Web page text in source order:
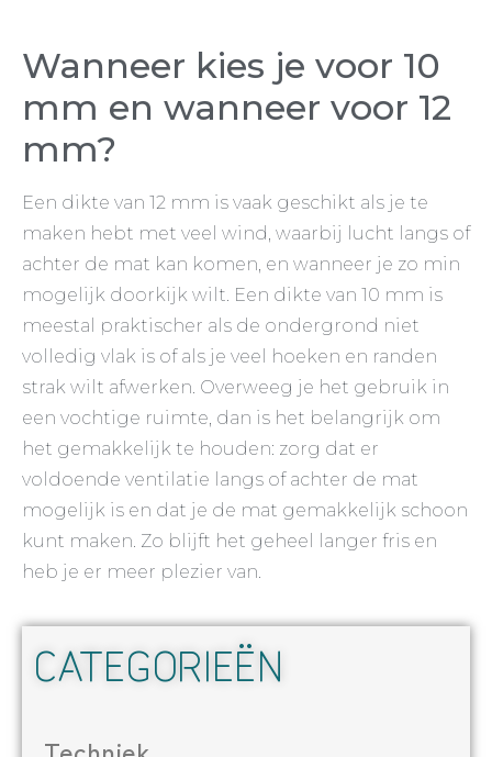
Wanneer kies je voor 10
mm en wanneer voor 12
mm?
Een dikte van 12 mm is vaak geschikt als je te
maken hebt met veel wind, waarbij lucht langs of
achter de mat kan komen, en wanneer je zo min
mogelijk doorkijk wilt. Een dikte van 10 mm is
meestal praktischer als de ondergrond niet
volledig vlak is of als je veel hoeken en randen
strak wilt afwerken. Overweeg je het gebruik in
een vochtige ruimte, dan is het belangrijk om
het gemakkelijk te houden: zorg dat er
voldoende ventilatie langs of achter de mat
mogelijk is en dat je de mat gemakkelijk schoon
kunt maken. Zo blijft het geheel langer fris en
heb je er meer plezier van.
CATEGORIEËN